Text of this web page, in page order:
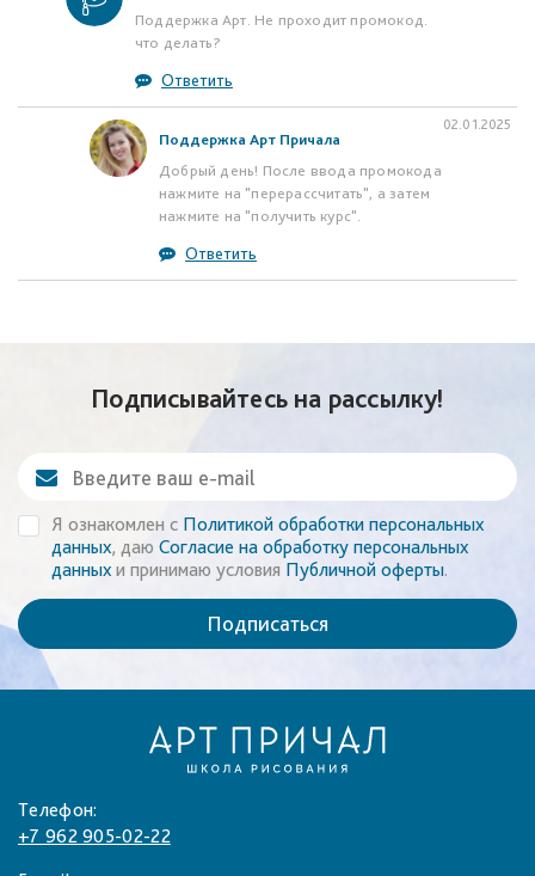
Поддержка Арт. Не проходит промокод.
что делать?
Ответить
02.01.2025
Поддержка Арт Причала
Добрый день! После ввода промокода
нажмите на "перерассчитать", а затем
нажмите на "получить курс".
Ответить
Подписывайтесь на рассылку!
Я ознакомлен с Политикой обработки персональных
данных, даю Согласие на обработку персональных
данныхи принимаю условия Публичной оферты.
Подписаться
Телефон:
+7 962 905-02-22